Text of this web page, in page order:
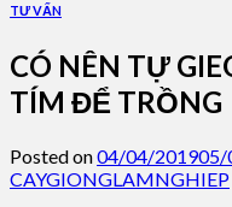
TƯ VẤN
CÓ NÊN TỰ
TÍM ĐỂ TRỒNG
Posted on04/04/201905/
CAYGIONGLAMNGHIEP